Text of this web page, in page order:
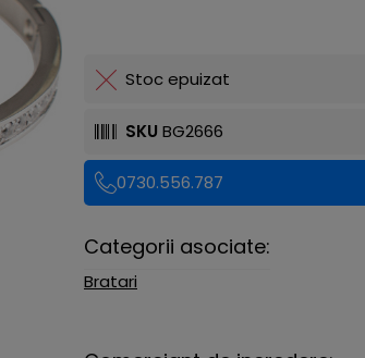
Stoc epuizat
SKU BG2666
0730.556.787
Categorii asociate:
Bratari